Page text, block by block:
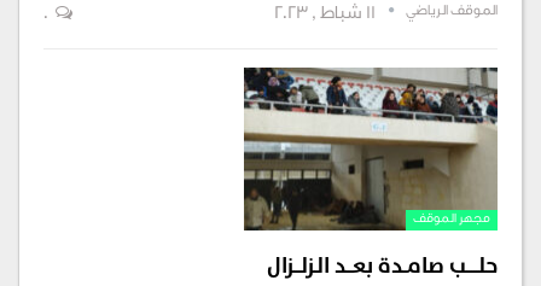
الموقف الرياضي 0
مجهر الموقف
حلـــــب صامــدة بعـــد الـزلـــزال